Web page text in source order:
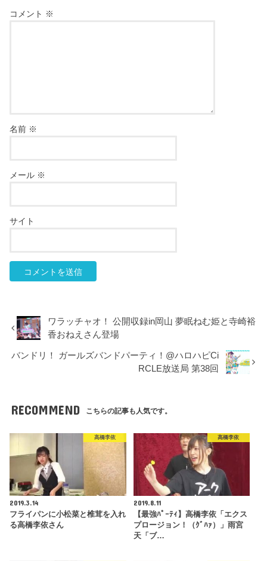
コメント ※
名前 ※
メール ※
サイト
ワラッチャオ！ 公開収録in岡山 夢眠ねむ姫と寺崎裕
香おねえさん登場
バンドリ！ ガールズバンドパーティ！@ハロハピCi
RCLE放送局 第38回
RECOMMEND こちらの記事も人気です。
高橋李依
2019.3.14
フライパンに小松菜と椎茸を入れ
る高橋李依さん
高橋李依
2019.8.11
【最強ﾊﾟｰﾃｨ】高橋李依「エクス
プロージョン！（ｸﾞﾊｧ）」雨宮
天「ブ…